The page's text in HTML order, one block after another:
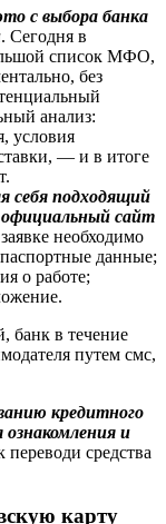
с выбора банка
. Сегодня в
список МФО,
без
анализ:
условия
— и в итоге
себя подходящий
официальный сайт
необходимо
данные;
о работе;
банк в течение
путем смс,
кредитного
ознакомления и
средства
карту